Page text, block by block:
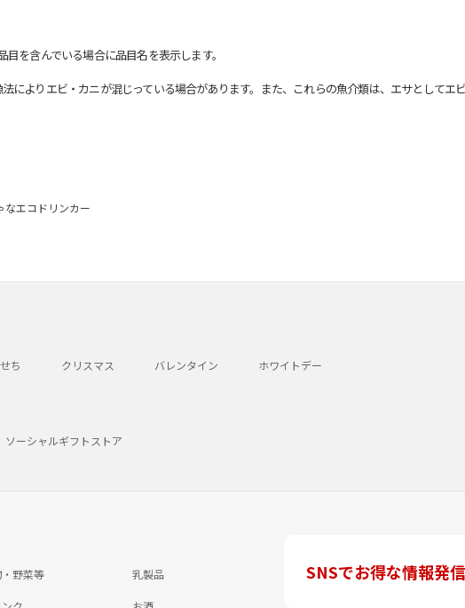
を含んでいる場合に品目名を表示します。
よりエビ・カニが混じっている場合があります。また、これらの魚介類は、エサとしてエ
なエコドリンカー
ち クリスマス バレンタイン ホワイトデー
ソーシャルギフトストア
野菜等 乳製品 SNSでお得な情報発